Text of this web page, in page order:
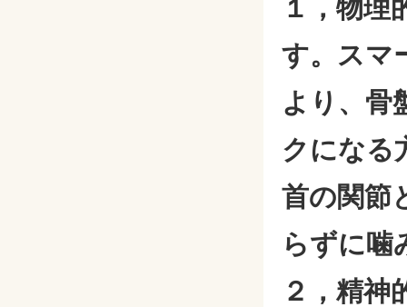
１，物理
す。スマ
より、骨
クになる
首の関節
らずに噛
２，精神